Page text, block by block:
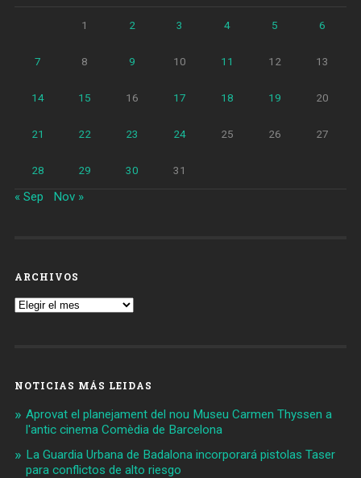
1 2 3 4 5 6
7 8 9 10 11 12 13
14 15 16 17 18 19 20
21 22 23 24 25 26 27
28 29 30 31
« Sep Nov »
ARCHIVOS
Archivos
NOTICIAS MÁS LEIDAS
Aprovat el planejament del nou Museu Carmen Thyssen a
l'antic cinema Comèdia de Barcelona
La Guardia Urbana de Badalona incorporará pistolas Taser
para conflictos de alto riesgo